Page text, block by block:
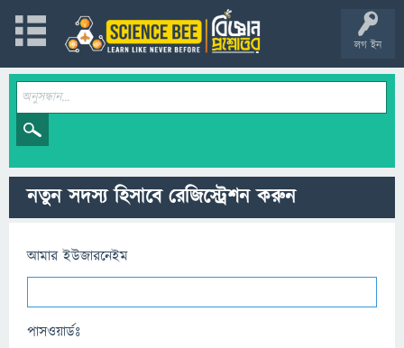
লগ ইন
নতুন সদস্য হিসাবে রেজিস্ট্রেশন করুন
আমার ইউজারনেইম
পাসওয়ার্ডঃ